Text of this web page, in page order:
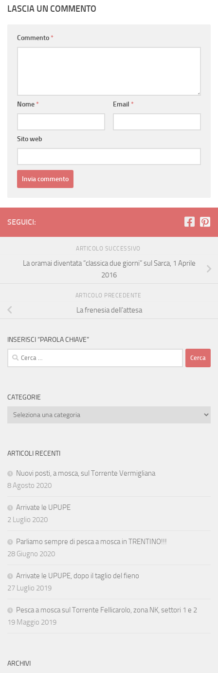
LASCIA UN COMMENTO
Commento *
Nome * Email *
Sito web
SEGUICI:
ARTICOLO SUCCESSIVO
La oramai diventata “classica due giorni” sul Sarca, 1 Aprile
2016
ARTICOLO PRECEDENTE
La frenesia dell’attesa
INSERISCI “PAROLA CHIAVE”
Ricerca
per:
CATEGORIE
Categorie
ARTICOLI RECENTI
Nuovi posti, a mosca, sul Torrente Vermigliana
8 Agosto 2020
Arrivate le UPUPE
2 Luglio 2020
Parliamo sempre di pesca a mosca in TRENTINO!!!
28 Giugno 2020
Arrivate le UPUPE, dopo il taglio del fieno
27 Luglio 2019
Pesca a mosca sul Torrente Fellicarolo, zona NK, settori 1 e 2
19 Maggio 2019
ARCHIVI